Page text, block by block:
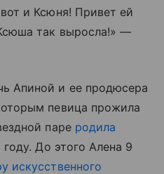
и Ксюня! Привет ей
так выросла!» —
Апиной и ее продюсера
певица прожила
паре родила
году. До этого Алена 9
искусственного